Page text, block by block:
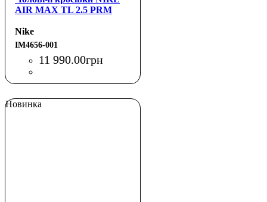
AIR MAX TL 2.5 PRM
Nike
IM4656-001
11 990.00грн
Новинка